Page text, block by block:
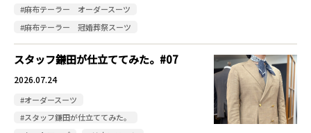
#麻布テーラー オーダースーツ
#麻布テーラー 冠婚葬祭スーツ
スタッフ鎌田が仕立ててみた。#07
2026.07.24
#オーダースーツ
#スタッフ鎌田が仕立ててみた。